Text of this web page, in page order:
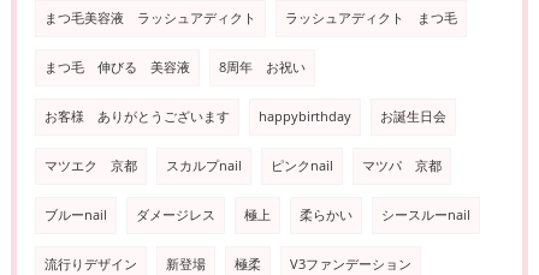
まつ毛美容液 ラッシュアディクト ラッシュアディクト まつ毛
まつ毛 伸びる 美容液 8周年 お祝い
お客様 ありがとうございます happybirthday お誕生日会
マツエク 京都 スカルプnail ピンクnail マツパ 京都
ブルーnail ダメージレス 極上 柔らかい シースルーnail
流行りデザイン 新登場 極柔 V3ファンデーション